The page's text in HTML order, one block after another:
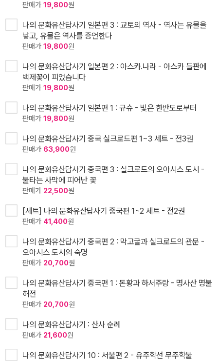
판매가 19,800원
나의 문화유산답사기 일본편 3 : 교토의 역사 - 역사는 유물을
낳고, 유물은 역사를 증언한다
판매가 19,800원
나의 문화유산답사기 일본편 2 : 아스카.나라 - 아스카 들판에
백제꽃이 피었습니다
판매가 19,800원
나의 문화유산답사기 일본편 1 : 규슈 - 빛은 한반도로부터
판매가 19,800원
나의 문화유산답사기 중국 실크로드편 1~3 세트 - 전3권
판매가 63,900원
나의 문화유산답사기 중국편 3 : 실크로드의 오아시스 도시 -
불타는 사막에 피어난 꽃
판매가 22,500원
[세트] 나의 문화유산답사기 중국편 1~2 세트 - 전2권
판매가 41,400원
나의 문화유산답사기 중국편 2 : 막고굴과 실크로드의 관문 -
오아시스 도시의 숙명
판매가 20,700원
나의 문화유산답사기 중국편 1 : 돈황과 하서주랑 - 명사산 명불
허전
판매가 20,700원
나의 문화유산답사기 : 산사 순례
판매가 21,600원
나의 문화유산답사기 10 : 서울편 2 - 유주학선 무주학불